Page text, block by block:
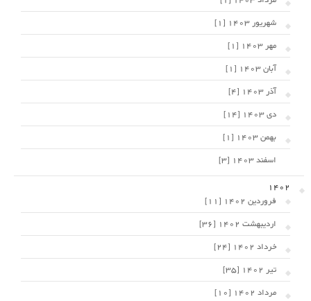
شهریور 1403 [1]
مهر 1403 [1]
آبان 1403 [1]
آذر 1403 [4]
دی 1403 [14]
بهمن 1403 [1]
اسفند 1403 [3]
1402
فروردین 1402 [11]
اردیبهشت 1402 [36]
خرداد 1402 [24]
تیر 1402 [35]
مرداد 1402 [10]